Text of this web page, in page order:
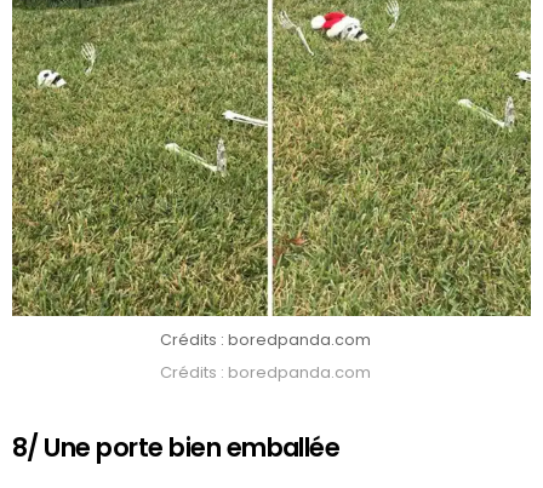
Crédits : boredpanda.com
Crédits : boredpanda.com
8/ Une porte bien emballée